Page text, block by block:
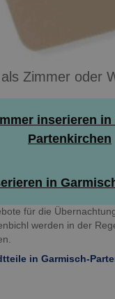
Zimmer oder
inserieren
Partenkirchen
in
für die
werden in der
in Garmisch-